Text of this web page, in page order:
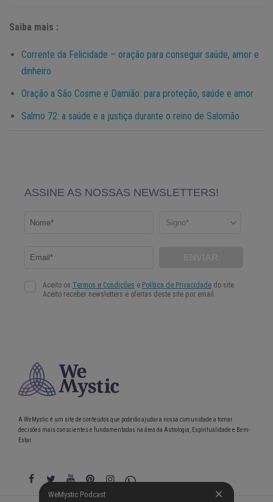
Saiba mais :
Corrente da Felicidade – oração para conseguir saúde, amor e
dinheiro
Oração a São Cosme e Damião: para proteção, saúde e amor
Salmo 72: a saúde e a justiça durante o reino de Salomão
WeMystic Podcast
A WeMystic é um site de conteúdos que poderão ajudar a nossa comunidade a tomar
decisões mais conscientes e fundamentadas na área da Astrologia, Espiritualidade e Bem-
Estar.
WeMystic Podcast